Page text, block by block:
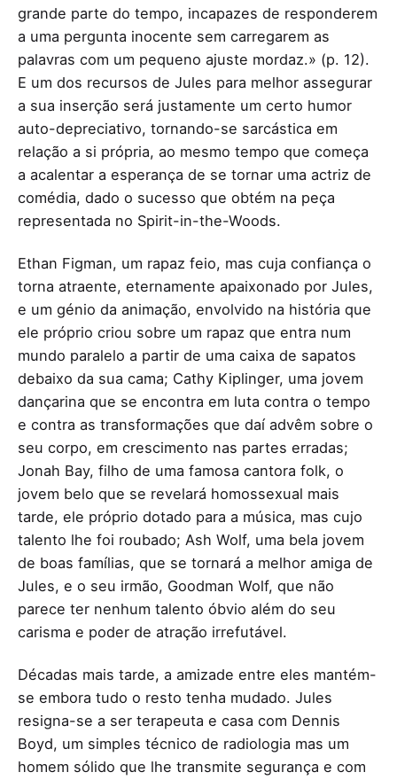
grande parte do tempo, incapazes de responderem
a uma pergunta inocente sem carregarem as
palavras com um pequeno ajuste mordaz.» (p. 12).
E um dos recursos de Jules para melhor assegurar
a sua inserção será justamente um certo humor
auto-depreciativo, tornando-se sarcástica em
relação a si própria, ao mesmo tempo que começa
a acalentar a esperança de se tornar uma actriz de
comédia, dado o sucesso que obtém na peça
representada no Spirit-in-the-Woods.
Ethan Figman, um rapaz feio, mas cuja confiança o
torna atraente, eternamente apaixonado por Jules,
e um génio da animação, envolvido na história que
ele próprio criou sobre um rapaz que entra num
mundo paralelo a partir de uma caixa de sapatos
debaixo da sua cama; Cathy Kiplinger, uma jovem
dançarina que se encontra em luta contra o tempo
e contra as transformações que daí advêm sobre o
seu corpo, em crescimento nas partes erradas;
Jonah Bay, filho de uma famosa cantora folk, o
jovem belo que se revelará homossexual mais
tarde, ele próprio dotado para a música, mas cujo
talento lhe foi roubado; Ash Wolf, uma bela jovem
de boas famílias, que se tornará a melhor amiga de
Jules, e o seu irmão, Goodman Wolf, que não
parece ter nenhum talento óbvio além do seu
carisma e poder de atração irrefutável.
Décadas mais tarde, a amizade entre eles mantém-
se embora tudo o resto tenha mudado. Jules
resigna-se a ser terapeuta e casa com Dennis
Boyd, um simples técnico de radiologia mas um
homem sólido que lhe transmite segurança e com